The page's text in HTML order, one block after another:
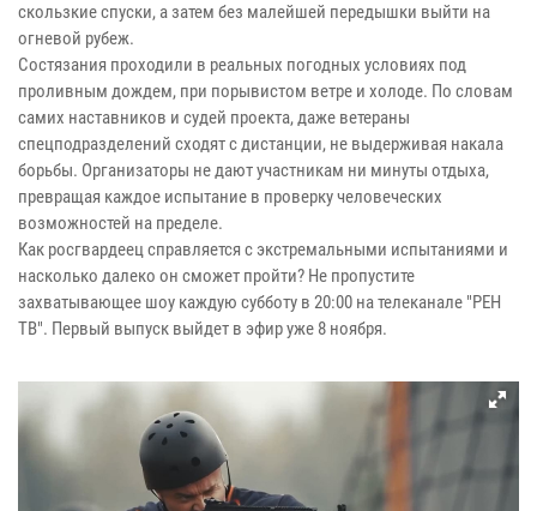
скользкие спуски, а затем без малейшей передышки выйти на
огневой рубеж.
Состязания проходили в реальных погодных условиях под
проливным дождем, при порывистом ветре и холоде. По словам
самих наставников и судей проекта, даже ветераны
спецподразделений сходят с дистанции, не выдерживая накала
борьбы. Организаторы не дают участникам ни минуты отдыха,
превращая каждое испытание в проверку человеческих
возможностей на пределе.
Как росгвардеец справляется с экстремальными испытаниями и
насколько далеко он сможет пройти? Не пропустите
захватывающее шоу каждую субботу в 20:00 на телеканале "РЕН
ТВ". Первый выпуск выйдет в эфир уже 8 ноября.